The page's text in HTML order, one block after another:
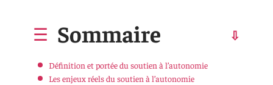
Sommaire
Définition et portée du soutien à l’autonomie
Les enjeux réels du soutien à l’autonomie